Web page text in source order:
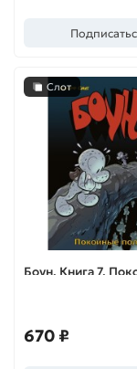
Слот
Боун. Книга 7.
670 ₽